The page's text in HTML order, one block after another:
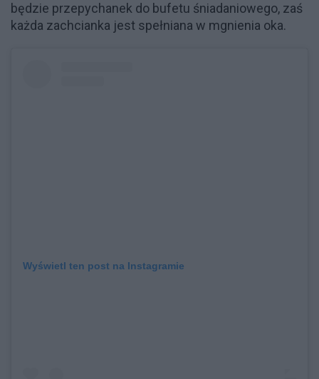
będzie przepychanek do bufetu śniadaniowego, zaś
każda zachcianka jest spełniana w mgnienia oka.
Wyświetl ten post na Instagramie